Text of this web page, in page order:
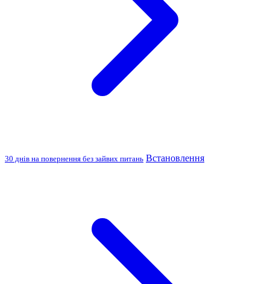
30 днів на повернення без зайвих питань Встановлення